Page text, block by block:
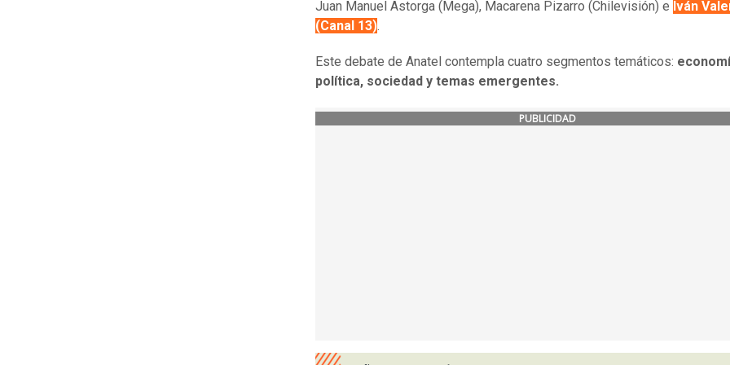
Juan Manuel Astorga (Mega), Macarena Pizarro (Chilevisión) e Iván
(Canal 13).
Este debate de Anatel contempla cuatro segmentos temáticos:
política, sociedad y temas emergentes.
PUBLICIDAD